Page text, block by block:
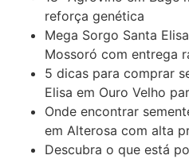
reforça genética
Mega Sorgo Santa
Mossoró com entrega
5 dicas para comprar
Elisa em Ouro Velho
Onde encontrar
em Alterosa com alta
Descubra o que está